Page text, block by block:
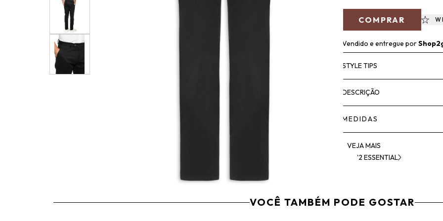
COMPRAR
Vendido e entregue por
STYLE TIPS
DESCRIÇÃO
MEDIDAS
VEJA MAIS
'2 ESSENTIAL
VOCÊ TAMBÉM PODE GOSTAR